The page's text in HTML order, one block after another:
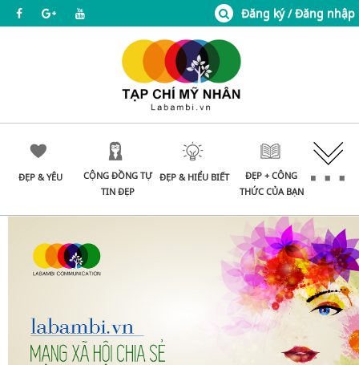
Đăng ký / Đăng nhập
ĐẸP & YÊU
CỘNG ĐỒNG TỰ
TIN ĐẸP
ĐẸP & HIỂU BIẾT
ĐẸP + CÔNG
THỨC CỦA BẠN